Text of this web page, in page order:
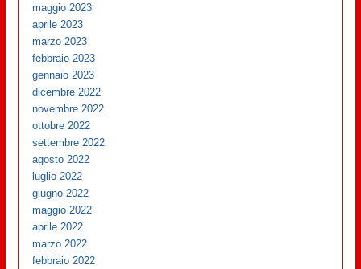
maggio 2023
aprile 2023
marzo 2023
febbraio 2023
gennaio 2023
dicembre 2022
novembre 2022
ottobre 2022
settembre 2022
agosto 2022
luglio 2022
giugno 2022
maggio 2022
aprile 2022
marzo 2022
febbraio 2022